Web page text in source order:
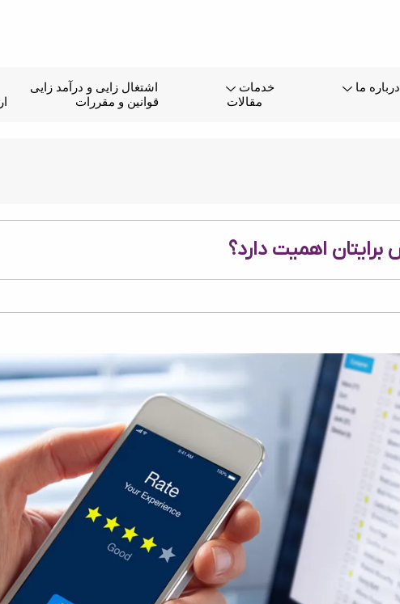
درباره ما خدمات اشتغال زایی و درآمد زایی
مقالات
قوانین و مقررات
برایتان اهمیت دارد؟